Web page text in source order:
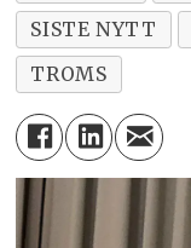
SISTE NYTT
TROMS